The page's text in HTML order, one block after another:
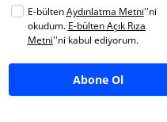
E-bültenAydınlatma Metni''ni
okudum. E-bülten Açık Rıza
Metni''ni kabul ediyorum.
Abone Ol